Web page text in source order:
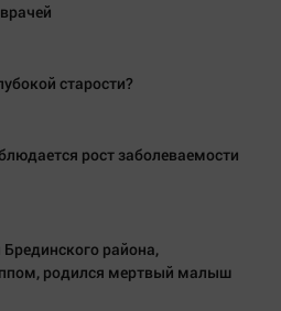
старости?
рост заболеваемости
района,
родился мертвый малыш